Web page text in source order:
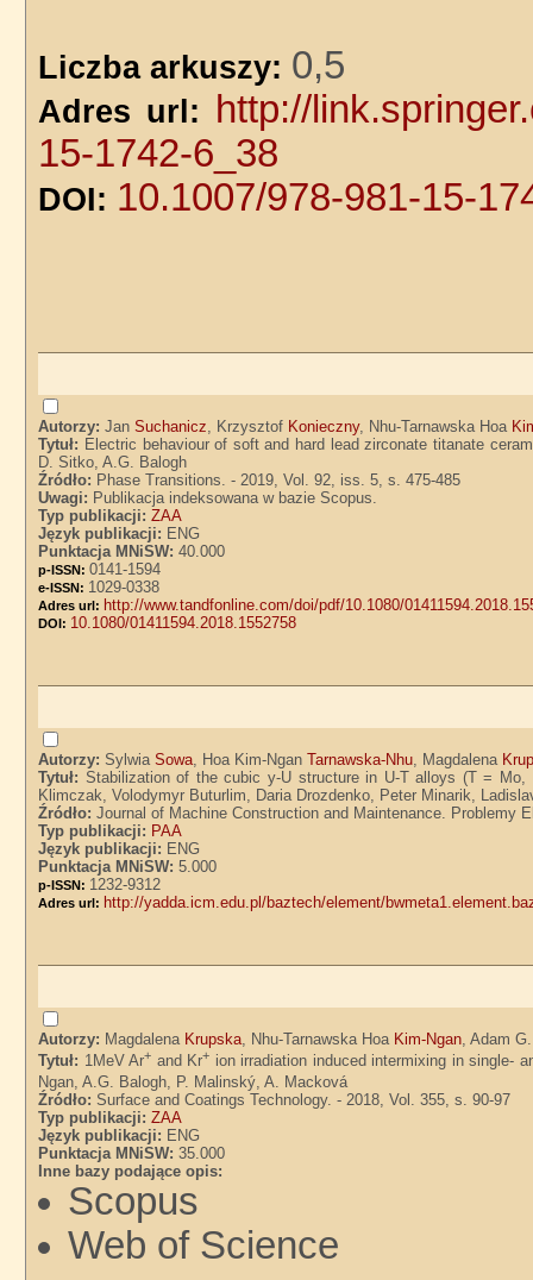
Liczba arkuszy: 0,5
Adres url:
http://
15-1742-6_38
DOI: 10.1007/978-981-15-
Autorzy:JanSuchanicz , Krzysztof Konieczny, Nhu-Tarnawska Hoa
Tytuł: Electric behaviour of soft and hard lead zirconate titanate
D. Sitko, A.G. Balogh
Źródło: Phase Transitions. - 2019, Vol. 92, iss. 5, s. 475-485
Uwagi: Publikacja indeksowana w bazie Scopus.
Typ publikacji:ZAA
Język publikacji: ENG
Punktacja MNiSW:40.000
p-ISSN:0141-1594
e-ISSN: 1029-0338
Adres url: http://www.tandfonline.com/doi/pdf/10.1080/
DOI: 10.1080/01411594.2018.1552758
Autorzy:SylwiaSowa , Hoa Kim-NganTarnawska-Nhu , Magdalena
Tytuł: Stabilization of the cubic y-U structure in U-T alloys (T =
Klimczak, Volodymyr Buturlim, Daria Drozdenko, Peter Minarik,
Źródło:Journal of Machine Construction and Maintenance. Problemy
Typ publikacji: PAA
Język publikacji: ENG
Punktacja MNiSW:5.000
p-ISSN: 1232-9312
Adres url: http://yadda.icm.edu.pl/baztech/element/
Autorzy: Magdalena Krupska , Nhu-Tarnawska Hoa Kim-Ngan , Adam
Tytuł: 1MeV Ar+ and Kr+ ion irradiation induced intermixing in single-
Ngan, A.G. Balogh, P. Malinský, A. Macková
Źródło:Surface and Coatings Technology. - 2018, Vol. 355, s. 90-97
Typ publikacji:ZAA
Język publikacji: ENG
Punktacja MNiSW:35.000
Inne bazy podające opis:
Scopus
Web of Science